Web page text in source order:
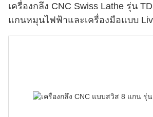
เครื่องกลึง CNC Swiss Lathe รุ่น
แกนหมุนไฟฟ้าและเครื่องมือแบบ
JSWAY